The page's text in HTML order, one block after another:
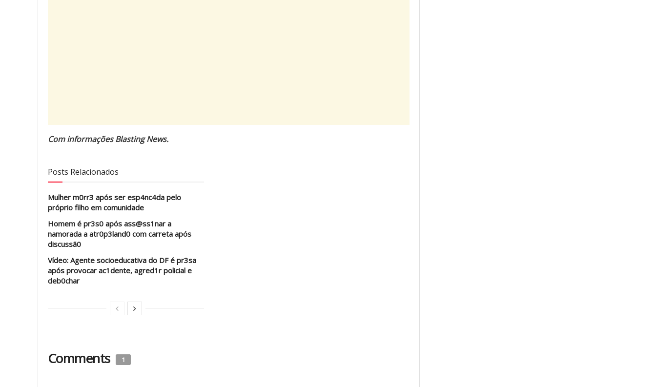
Com informações Blasting News.
Posts Relacionados
Mulher m0rr3 após ser esp4nc4da pelo
próprio filho em comunidade
Homem é pr3s0 após ass@ss1nar a
namorada a atr0p3land0 com carreta após
discussã0
Vídeo: Agente socioeducativa do DF é pr3sa
após provocar ac1dente, agred1r policial e
deb0char
Comments 1